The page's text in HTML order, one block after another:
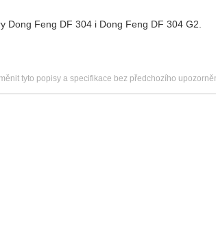
Dong Feng DF 304 i Dong Feng DF 304 G2.
tyto popisy a specifikace bez předchozího